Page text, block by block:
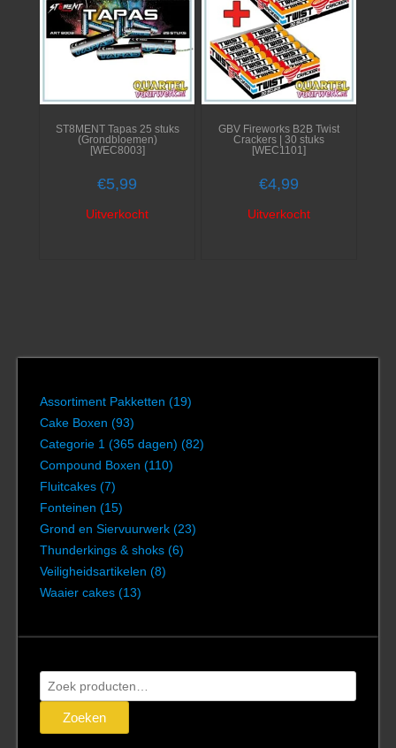
ST8MENT Tapas 25 stuks
(Grondbloemen)
[WEC8003]
€5,99
Uitverkocht
GBV Fireworks B2B Twist
Crackers | 30 stuks
[WEC1101]
€4,99
Uitverkocht
Assortiment Pakketten (19)
Cake Boxen (93)
Categorie 1 (365 dagen) (82)
Compound Boxen (110)
Fluitcakes (7)
Fonteinen (15)
Grond en Siervuurwerk (23)
Thunderkings & shoks (6)
Veiligheidsartikelen (8)
Waaier cakes (13)
Zoeken
naar:
Zoeken